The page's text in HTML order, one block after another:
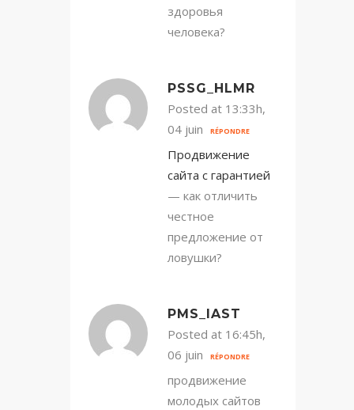
здоровья
человека?
PSSG_HLMR
Posted at 13:33h,
04 juin
RÉPONDRE
Продвижение
сайта с гарантией
— как отличить
честное
предложение от
ловушки?
PMS_IAST
Posted at 16:45h,
06 juin
RÉPONDRE
продвижение
молодых сайтов